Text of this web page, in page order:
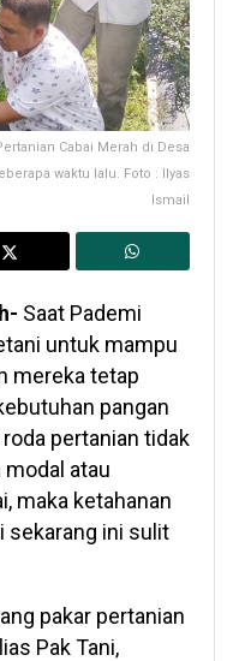
Cabai Merah di Desa
waktu lalu. Foto : Ilyas
Ismail
Saat Pademi
untuk mampu
mereka tetap
pangan
pertanian tidak
atau
maka ketahanan
sekarang ini sulit
pakar pertanian
Pak Tani,